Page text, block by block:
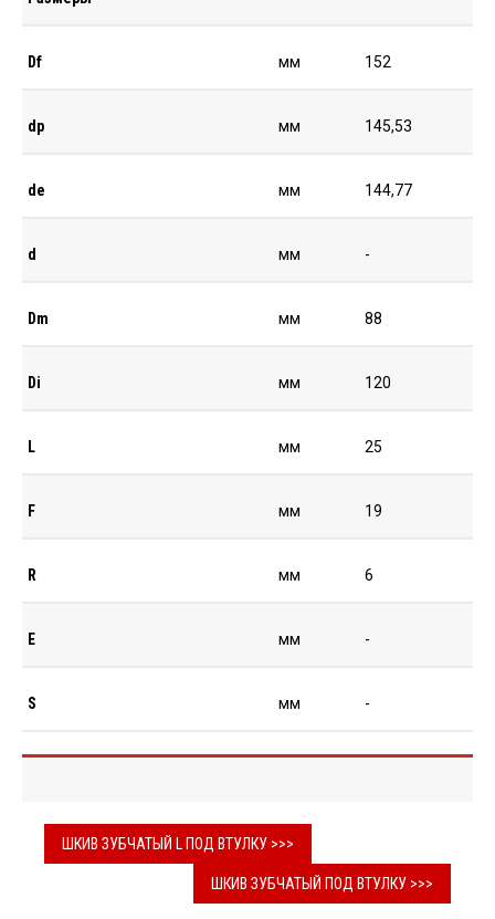
Df мм 152
dp мм 145,53
de мм 144,77
d мм -
Dm мм 88
Di мм 120
L мм 25
F мм 19
R мм 6
E мм -
S мм -
ШКИВ ЗУБЧАТЫЙ L ПОД ВТУЛКУ >>>
ШКИВ ЗУБЧАТЫЙ ПОД ВТУЛКУ >>>